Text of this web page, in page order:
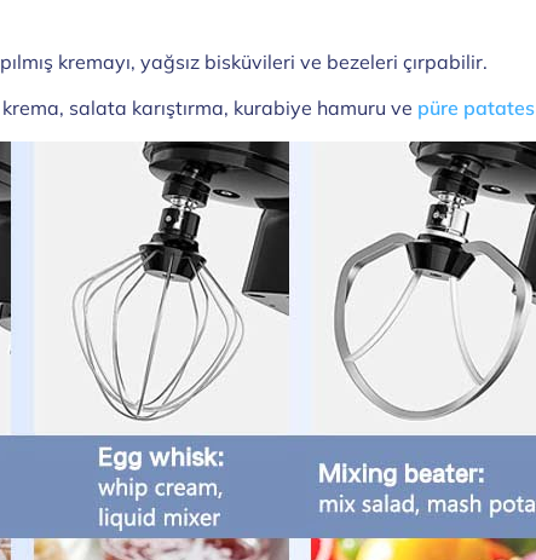
kremayı, yağsız bisküvileri ve bezeleri çırpabilir.
krema, salata karıştırma, kurabiye hamuru ve püre patates